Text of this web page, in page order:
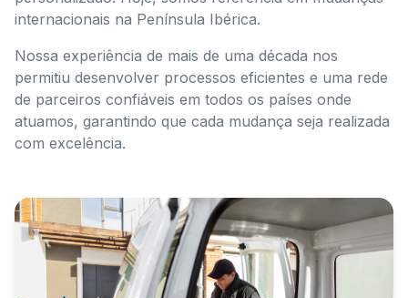
internacionais na Península Ibérica.
Nossa experiência de mais de uma década nos
permitiu desenvolver processos eficientes e uma rede
de parceiros confiáveis em todos os países onde
atuamos, garantindo que cada mudança seja realizada
com excelência.